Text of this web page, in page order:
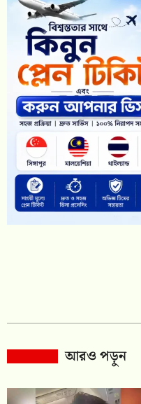
আরও পড়ুন